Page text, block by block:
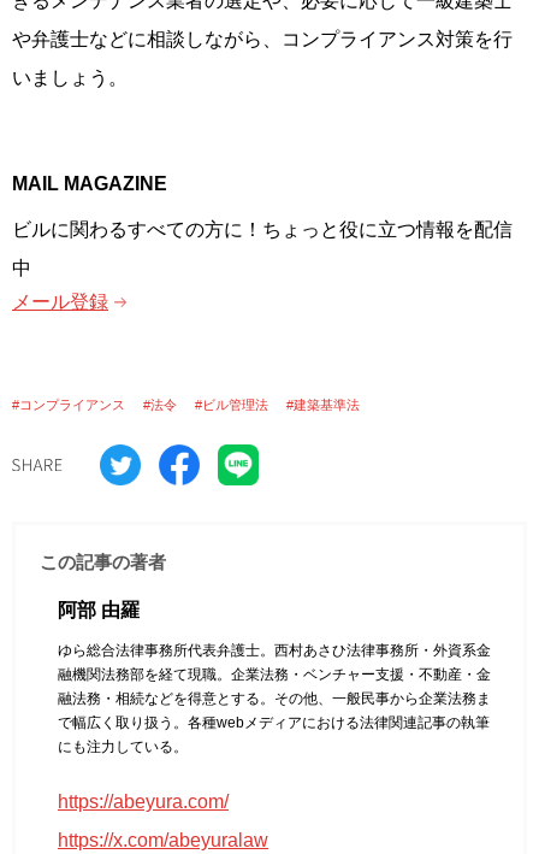
や弁護士などに相談しながら、コンプライアンス対策を行
いましょう。
MAIL MAGAZINE
ビルに関わるすべての方に！ちょっと役に立つ情報を配信
中
メール登録
#コンプライアンス #法令 #ビル管理法 #建築基準法
この記事の著者
阿部 由羅
ゆら総合法律事務所代表弁護士。西村あさひ法律事務所・外資系金
融機関法務部を経て現職。企業法務・ベンチャー支援・不動産・金
融法務・相続などを得意とする。その他、一般民事から企業法務ま
で幅広く取り扱う。各種webメディアにおける法律関連記事の執筆
にも注力している。
https://abeyura.com/
https://x.com/abeyuralaw